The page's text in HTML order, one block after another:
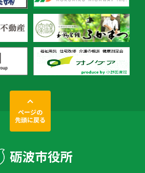
ページの
先頭に戻る